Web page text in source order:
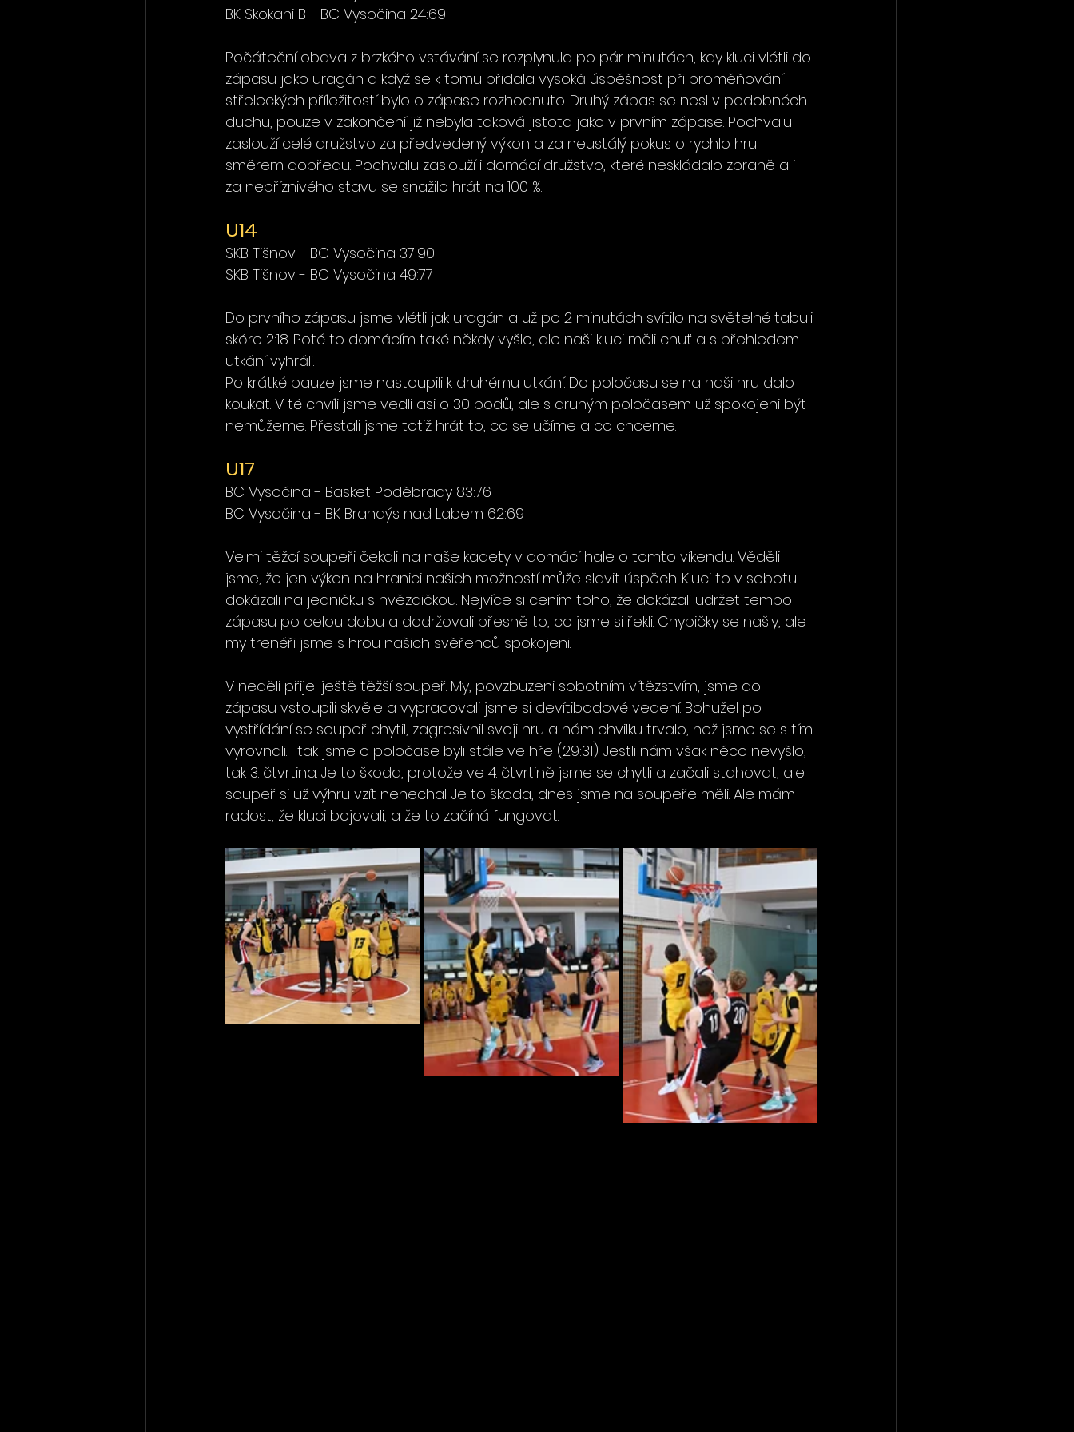
BK Skokani B - BC Vysočina 24:69
Počáteční obava z brzkého vstávání se rozplynula po pár minutách, kdy kluci vlétli do
zápasu jako uragán a když se k tomu přidala vysoká úspěšnost při proměňování
střeleckých příležitostí bylo o zápase rozhodnuto. Druhý zápas se nesl v podobnéch
duchu, pouze v zakončení již nebyla taková jistota jako v prvním zápase. Pochvalu
zaslouží celé družstvo za předvedený výkon a za neustálý pokus o rychlo hru
směrem dopředu. Pochvalu zaslouží i domácí družstvo, které neskládalo zbraně a i
za nepříznivého stavu se snažilo hrát na 100 %.
U14
SKB Tišnov - BC Vysočina 37:90
SKB Tišnov - BC Vysočina 49:77
Do prvního zápasu jsme vlétli jak uragán a už po 2 minutách svítilo na světelné tabuli
skóre 2:18. Poté to domácím také někdy vyšlo, ale naši kluci měli chuť a s přehledem
utkání vyhráli.
Po krátké pauze jsme nastoupili k druhému utkání. Do poločasu se na naši hru dalo
koukat. V té chvíli jsme vedli asi o 30 bodů, ale s druhým poločasem už spokojeni být
nemůžeme. Přestali jsme totiž hrát to, co se učíme a co chceme.
U17
BC Vysočina - Basket Poděbrady 83:76
BC Vysočina - BK Brandýs nad Labem 62:69
Velmi těžcí soupeři čekali na naše kadety v domácí hale o tomto víkendu. Věděli
jsme, že jen výkon na hranici našich možností může slavit úspěch. Kluci to v sobotu
dokázali na jedničku s hvězdičkou. Nejvíce si cením toho, že dokázali udržet tempo
zápasu po celou dobu a dodržovali přesně to, co jsme si řekli. Chybičky se našly, ale
my trenéři jsme s hrou našich svěřenců spokojeni.
V neděli přijel ještě těžší soupeř. My, povzbuzeni sobotním vítězstvím, jsme do
zápasu vstoupili skvěle a vypracovali jsme si devítibodové vedení. Bohužel po
vystřídání se soupeř chytil, zagresivnil svoji hru a nám chvilku trvalo, než jsme se s tím
vyrovnali. I tak jsme o poločase byli stále ve hře (29:31). Jestli nám však něco nevyšlo,
tak 3. čtvrtina. Je to škoda, protože ve 4. čtvrtině jsme se chytli a začali stahovat, ale
soupeř si už výhru vzít nenechal. Je to škoda, dnes jsme na soupeře měli. Ale mám
radost, že kluci bojovali, a že to začíná fungovat.